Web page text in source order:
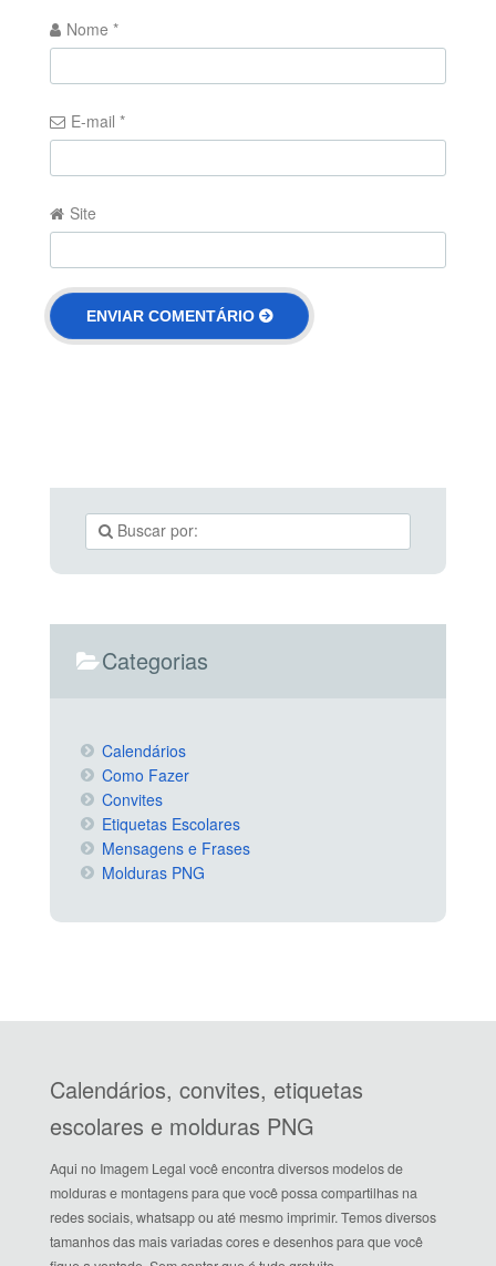
Nome *
E-mail *
Site
Categorias
Calendários
Como Fazer
Convites
Etiquetas Escolares
Mensagens e Frases
Molduras PNG
Calendários, convites, etiquetas
escolares e molduras PNG
Aqui no Imagem Legal você encontra diversos modelos de
molduras e montagens para que você possa compartilhas na
redes sociais, whatsapp ou até mesmo imprimir. Temos diversos
tamanhos das mais variadas cores e desenhos para que você